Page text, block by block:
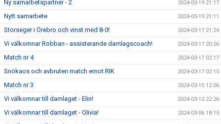
Ny samarbetspartner - 2 2024-03-19 21:17
Nytt samarbete 2024-03-19 21:11
Storseger i Örebro och vinst med 8-0! 2024-03-17 21:24
Vi välkomnar Robban - assisterande damlagscoach! 2024-03-17 20:26
Match nr 4 2024-03-17 02:17
Snökaos och avbruten match emot RIK 2024-03-17 02:15
Match nr 3 2024-03-15 12:06
Vi välkomnar till damlaget - Elin! 2024-03-12 22:26
Vi välkomnar till damlaget - Olivia! 2024-03-06 18:15